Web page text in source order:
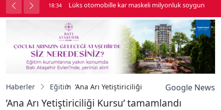
kavga çıktı 18:34 Lüks otomobille kar maskeli milyonluk soygun
Haberler Eğitim ’Ana Arı Yetiştiriciliği Kursu’ tamamlandı
Google News
’Ana Arı Yetiştiriciliği Kursu’ tamamlandı